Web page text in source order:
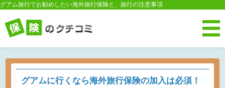
グアム旅行でお勧めしたい海外旅行保険と、旅行の注意事項
グアムに行くなら海外旅行保険の加入は必須！